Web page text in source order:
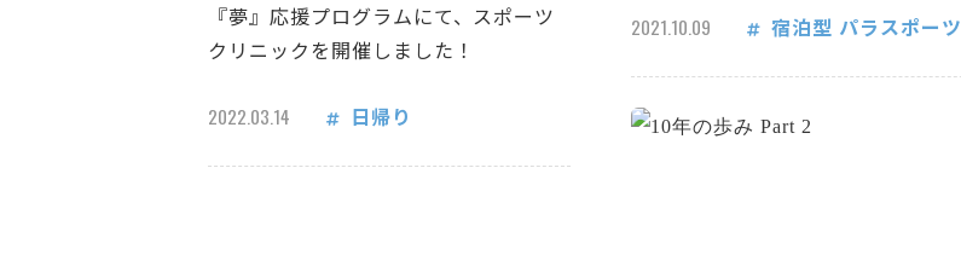
『夢』応援プログラムにて、スポーツ
クリニックを開催しました！
2022.03.14 日帰り
2021.10.09 宿泊型 パラスポーツ